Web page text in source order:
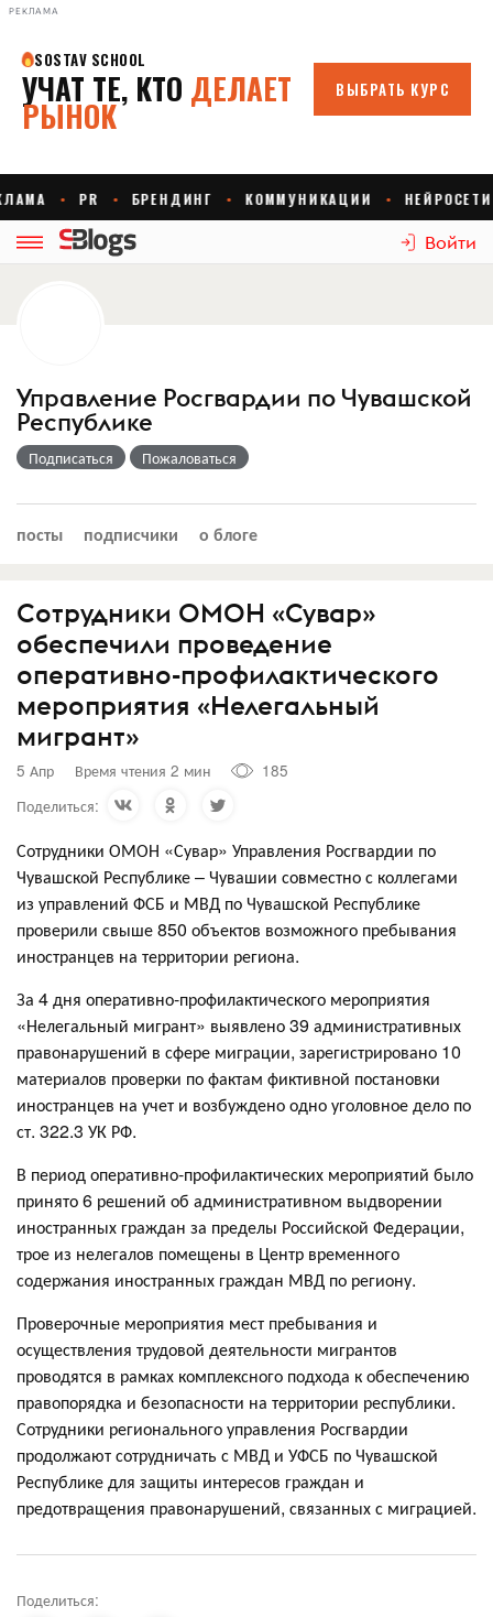
РЕКЛАМА
Войти
Управление Росгвардии по Чувашской
Республике
Подписаться Пожаловаться
посты подписчики о блоге
Сотрудники ОМОН «Сувар»
обеспечили проведение
оперативно-профилактического
мероприятия «Нелегальный
мигрант»
5 Апр Время чтения 2 мин
185
Поделиться:
Сотрудники ОМОН «Сувар» Управления Росгвардии по
Чувашской Республике – Чувашии совместно с коллегами
из управлений ФСБ и МВД по Чувашской Республике
проверили свыше 850 объектов возможного пребывания
иностранцев на территории региона.
За 4 дня оперативно-профилактического мероприятия
«Нелегальный мигрант» выявлено 39 административных
правонарушений в сфере миграции, зарегистрировано 10
материалов проверки по фактам фиктивной постановки
иностранцев на учет и возбуждено одно уголовное дело по
ст. 322.3 УК РФ.
В период оперативно-профилактических мероприятий было
принято 6 решений об административном выдворении
иностранных граждан за пределы Российской Федерации,
трое из нелегалов помещены в Центр временного
содержания иностранных граждан МВД по региону.
Проверочные мероприятия мест пребывания и
осуществления трудовой деятельности мигрантов
проводятся в рамках комплексного подхода к обеспечению
правопорядка и безопасности на территории республики.
Сотрудники регионального управления Росгвардии
продолжают сотрудничать с МВД и УФСБ по Чувашской
Республике для защиты интересов граждан и
предотвращения правонарушений, связанных с миграцией.
Поделиться: